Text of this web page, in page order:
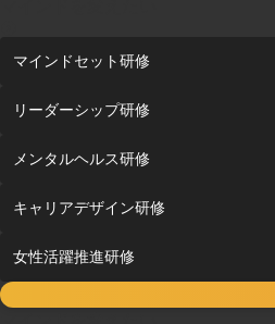
マインドセット研修
リーダーシップ研修
メンタルヘルス研修
キャリアデザイン研修
女性活躍推進研修